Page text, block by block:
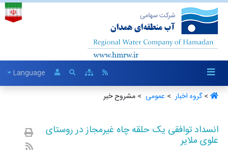
Language
>گروه اخبار ‏ > عمومی ‏ > مشروح خبر
انسداد توافقی یک حلقه چاه غیرمجاز در روستای
علوی ملایر